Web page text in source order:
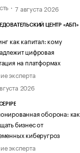
7 августа 2026
ЦЕНТР «АБП»
как капитал: кому
цифровая
на платформах
эксперта
2026
оборона: как
бизнес от
киберугроз
эксперта